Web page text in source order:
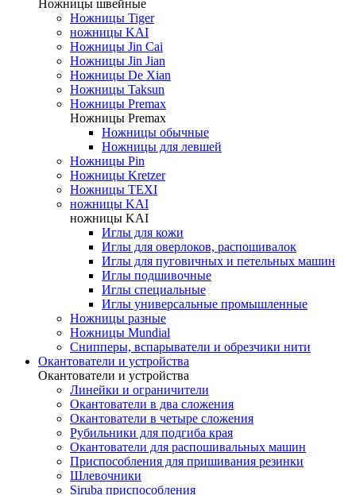
Ножницы швейные
Ножницы Tiger
ножницы KAI
Ножницы Jin Cai
Ножницы Jin Jian
Ножницы De Xian
Ножницы Taksun
Ножницы Premax
Ножницы Premax
Ножницы обычные
Ножницы для левшей
Ножницы Pin
Ножницы Kretzer
Ножницы TEXI
ножницы KAI
ножницы KAI
Иглы для кожи
Иглы для оверлоков, распошивалок
Иглы для пуговичных и петельных машин
Иглы подшивочные
Иглы специальные
Иглы универсальные промышленные
Ножницы разные
Ножницы Mundial
Снипперы, вспарыватели и обрезчики нити
Окантователи и устройства
Окантователи и устройства
Линейки и ограничители
Окантователи в два сложения
Окантователи в четыре сложения
Рубильники для подгиба края
Окантователи для распошивальных машин
Приспособления для пришивания резинки
Шлевочники
Siruba приспособления